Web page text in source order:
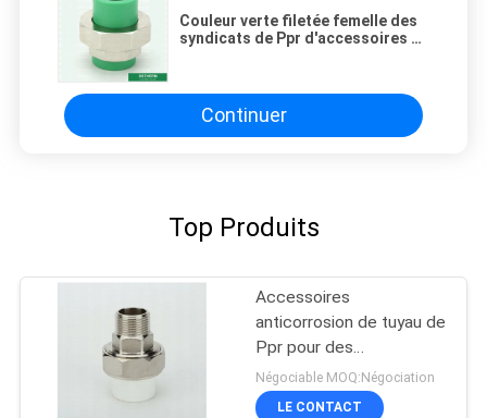
Couleur verte filetée femelle des
syndicats de Ppr d'accessoires de
Continuer
Top Produits
Accessoires
anticorrosion de tuyau de
Ppr pour des
équipements de piscine
Négociable MOQ:Négociation
LE CONTACT